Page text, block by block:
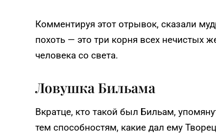
Комментируя этот отрывок, сказали
похоть — это три корня всех нечистых
человека со света.
Ловушка Бильама
Вкратце, кто такой был Бильам,
тем способностям, какие дал ему